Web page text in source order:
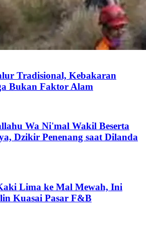
Tradisional, Kebakaran
Bukan Faktor Alam
Wa Ni'mal Wakil Beserta
Dzikir Penenang saat Dilanda
Lima ke Mal Mewah, Ini
Kuasai Pasar F&B